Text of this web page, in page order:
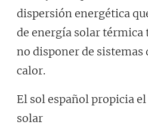
dispersión energética
de energía solar térmica
no disponer de sistemas
calor.
El sol español propicia
solar